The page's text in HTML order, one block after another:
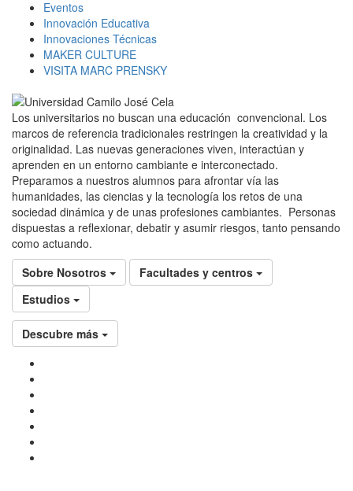
Eventos
Innovación Educativa
Innovaciones Técnicas
MAKER CULTURE
VISITA MARC PRENSKY
Los universitarios no buscan una educación convencional. Los
marcos de referencia tradicionales restringen la creatividad y la
originalidad. Las nuevas generaciones viven, interactúan y
aprenden en un entorno cambiante e interconectado.
Preparamos a nuestros alumnos para afrontar vía las
humanidades, las ciencias y la tecnología los retos de una
sociedad dinámica y de unas profesiones cambiantes. Personas
dispuestas a reflexionar, debatir y asumir riesgos, tanto pensando
como actuando.
Sobre Nosotros
Facultades y centros
Estudios
Descubre más